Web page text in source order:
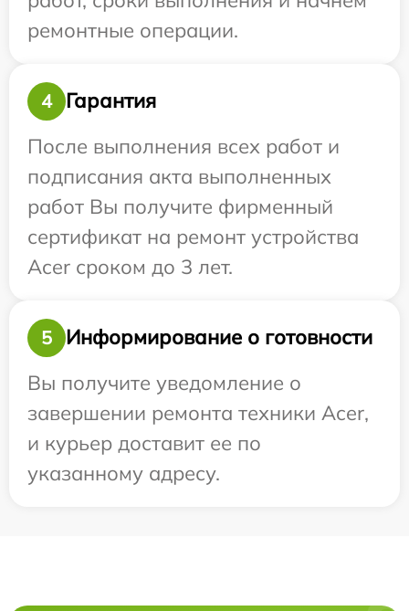
ремонтные операции.
4
Гарантия
После выполнения всех работ и
подписания акта выполненных
работ Вы получите фирменный
сертификат на ремонт устройства
Acer сроком до 3 лет.
5
Информирование о готовности
Вы получите уведомление о
завершении ремонта техники Acer,
и курьер доставит ее по
указанному адресу.